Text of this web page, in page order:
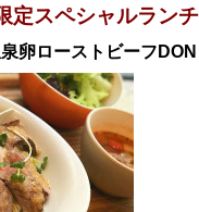
定スペシャルランチ
卵ローストビーフ